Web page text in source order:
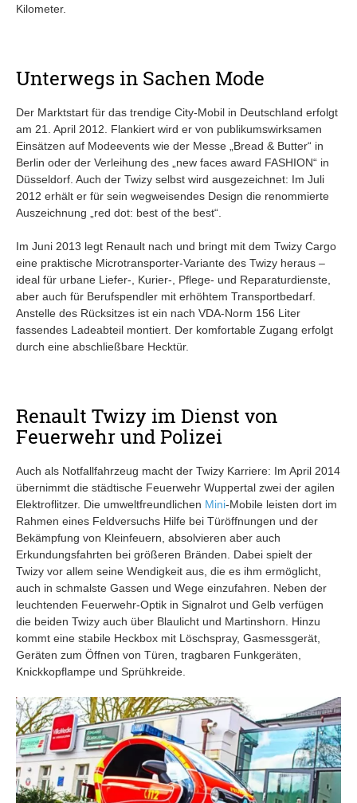
Kilometer.
Unterwegs in Sachen Mode
Der Marktstart für das trendige City-Mobil in Deutschland erfolgt
am 21. April 2012. Flankiert wird er von publikumswirksamen
Einsätzen auf Modeevents wie der Messe „Bread & Butter“ in
Berlin oder der Verleihung des „new faces award FASHION“ in
Düsseldorf. Auch der Twizy selbst wird ausgezeichnet: Im Juli
2012 erhält er für sein wegweisendes Design die renommierte
Auszeichnung „red dot: best of the best“.
Im Juni 2013 legt Renault nach und bringt mit dem Twizy Cargo
eine praktische Microtransporter-Variante des Twizy heraus –
ideal für urbane Liefer-, Kurier-, Pflege- und Reparaturdienste,
aber auch für Berufspendler mit erhöhtem Transportbedarf.
Anstelle des Rücksitzes ist ein nach VDA-Norm 156 Liter
fassendes Ladeabteil montiert. Der komfortable Zugang erfolgt
durch eine abschließbare Hecktür.
Renault Twizy im Dienst von
Feuerwehr und Polizei
Auch als Notfallfahrzeug macht der Twizy Karriere: Im April 2014
übernimmt die städtische Feuerwehr Wuppertal zwei der agilen
Elektroflitzer. Die umweltfreundlichen Mini-Mobile leisten dort im
Rahmen eines Feldversuchs Hilfe bei Türöffnungen und der
Bekämpfung von Kleinfeuern, absolvieren aber auch
Erkundungsfahrten bei größeren Bränden. Dabei spielt der
Twizy vor allem seine Wendigkeit aus, die es ihm ermöglicht,
auch in schmalste Gassen und Wege einzufahren. Neben der
leuchtenden Feuerwehr-Optik in Signalrot und Gelb verfügen
die beiden Twizy auch über Blaulicht und Martinshorn. Hinzu
kommt eine stabile Heckbox mit Löschspray, Gasmessgerät,
Geräten zum Öffnen von Türen, tragbaren Funkgeräten,
Knickkopflampe und Sprühkreide.